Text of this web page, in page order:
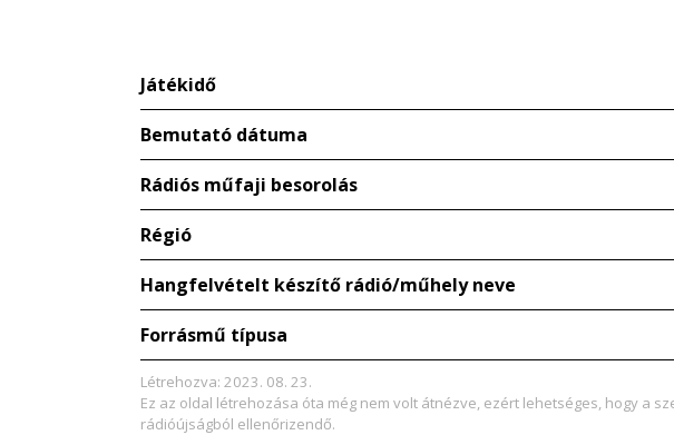
Játékidő
Bemutató dátuma
Rádiós műfaji besorolás
Régió
Hangfelvételt készítő rádió/műhely neve
Forrásmű típusa
Létrehozva: 2023. 08. 23.
Ez az oldal létrehozása óta még nem volt átnézve, ezért lehetséges, hogy a
rádióújságból ellenőrizendő.